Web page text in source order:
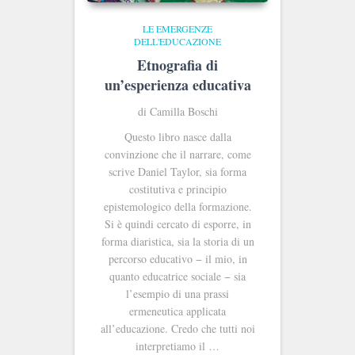
LE EMERGENZE
DELL'EDUCAZIONE
Etnografia di
un’esperienza educativa
di Camilla Boschi
Questo libro nasce dalla
convinzione che il narrare, come
scrive Daniel Taylor, sia forma
costitutiva e principio
epistemologico della formazione.
Si è quindi cercato di esporre, in
forma diaristica, sia la storia di un
percorso educativo − il mio, in
quanto educatrice sociale − sia
l’esempio di una prassi
ermeneutica applicata
all’educazione. Credo che tutti noi
interpretiamo il …